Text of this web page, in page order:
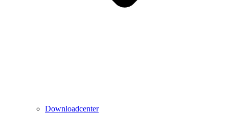
Downloadcenter